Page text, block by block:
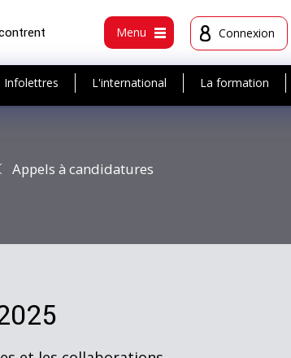
Menu Connexion
Infolettres L'international La formation
Appels à candidatures